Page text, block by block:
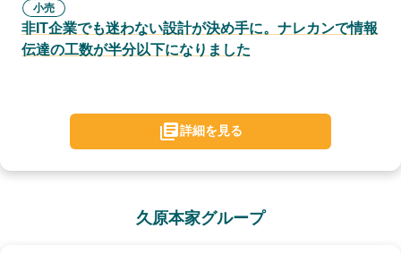
小売
非IT企業でも迷わない設計が決め手に。ナレカンで情報
伝達の工数が半分以下になりました
詳細を見る
久原本家グループ